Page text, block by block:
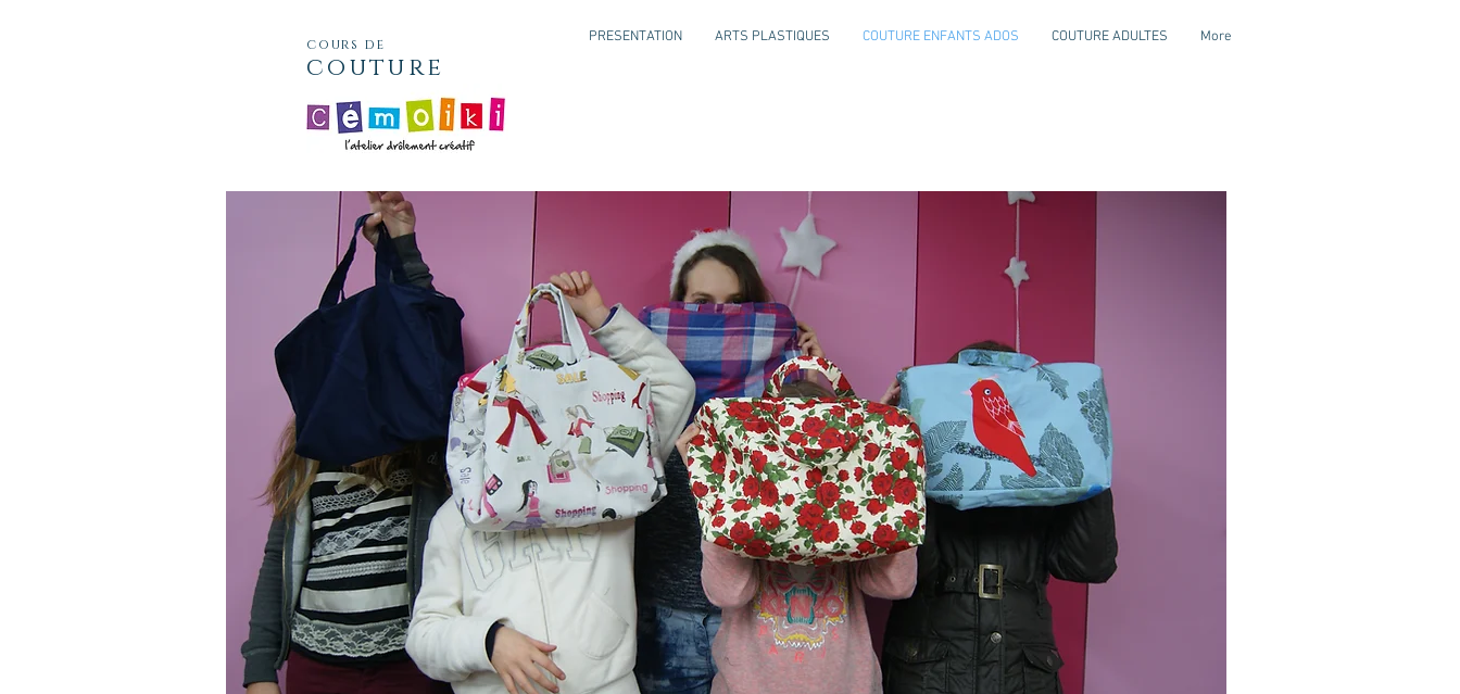
cours de
couture
PRESENTATION ARTS PLASTIQUES COUTURE ENFANTS ADOS COUTURE ADULTES More